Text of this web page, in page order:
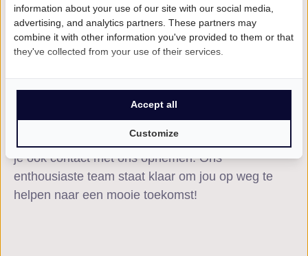
Upload dan je CV en begin direct met je zoektocht.
Heb je vragen of wil je meer informatie over BI-
Profile? Lees dan verder op onze website. Hier
er online een aantal ZZP’ers aan het woord die jou
precies kunnen vertellen wat de voordelen zijn van
werken via ons detacheringsbureau. Uiteraard kun
je ook contact met ons opnemen. Ons
enthousiaste team staat klaar om jou op weg te
helpen naar een mooie toekomst!
information about your use of our site with our social media,
advertising, and analytics partners. These partners may
combine it with other information you've provided to them or that
they've collected from your use of their services.
Customize
Accept all